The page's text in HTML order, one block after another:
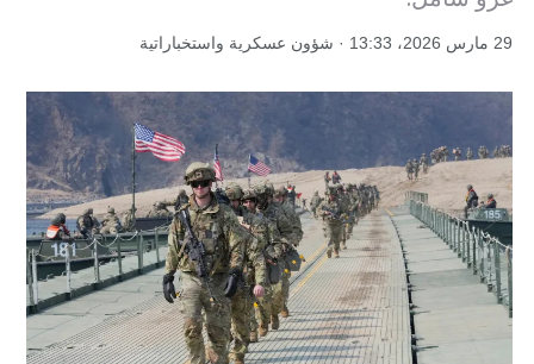
29 مارس 2026، 13:33 · شؤون عسكرية واستخباراتية